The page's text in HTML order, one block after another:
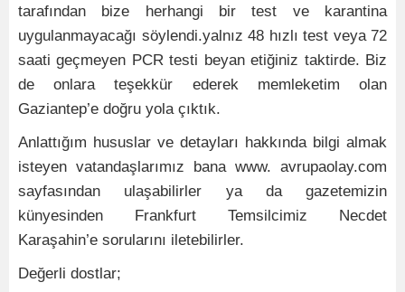
tarafından bize herhangi bir test ve karantina
uygulanmayacağı söylendi.yalnız 48 hızlı test veya 72
saati geçmeyen PCR testi beyan etiğiniz taktirde. Biz
de onlara teşekkür ederek memleketim olan
Gaziantep’e doğru yola çıktık.
Anlattığım hususlar ve detayları hakkında bilgi almak
isteyen vatandaşlarımız bana www. avrupaolay.com
sayfasından ulaşabilirler ya da gazetemizin
künyesinden Frankfurt Temsilcimiz Necdet
Karaşahin’e sorularını iletebilirler.
Değerli dostlar;